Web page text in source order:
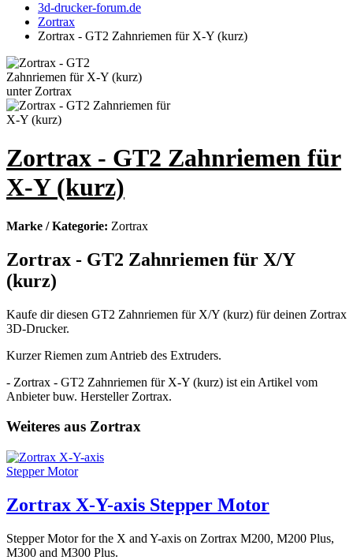
3d-drucker-forum.de
Zortrax
Zortrax - GT2 Zahnriemen für X-Y (kurz)
Zortrax - GT2 Zahnriemen für
X-Y (kurz)
Marke / Kategorie: Zortrax
Zortrax - GT2 Zahnriemen für X/Y
(kurz)
Kaufe dir diesen GT2 Zahnriemen für X/Y (kurz) für deinen Zortrax
3D-Drucker.
Kurzer Riemen zum Antrieb des Extruders.
- Zortrax - GT2 Zahnriemen für X-Y (kurz) ist ein Artikel vom
Anbieter buw. Hersteller Zortrax.
Weiteres aus Zortrax
Zortrax X-Y-axis Stepper Motor
Stepper Motor for the X and Y-axis on Zortrax M200, M200 Plus,
M300 and M300 Plus.